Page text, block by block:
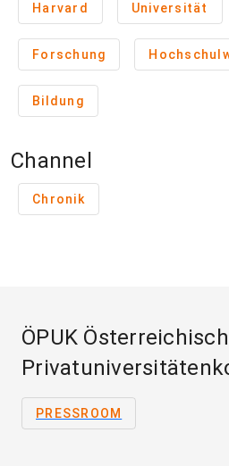
Harvard Universität
Forschung
Bildung
Channel
Chronik
ÖPUK
PRESSROOM